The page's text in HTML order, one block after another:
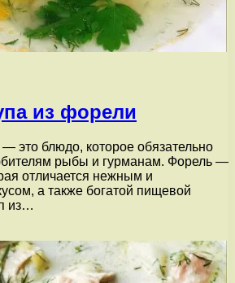
из форели
это блюдо, которое обязательно
рыбы и гурманам. Форель —
отличается нежным и
а также богатой пищевой
из…